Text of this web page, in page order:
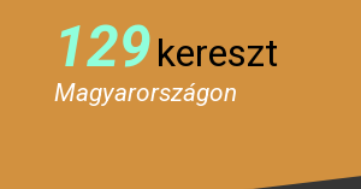
129kereszt
Magyarországon